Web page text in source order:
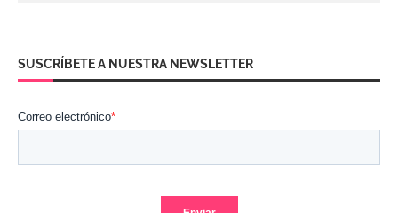
SUSCRÍBETE A NUESTRA NEWSLETTER